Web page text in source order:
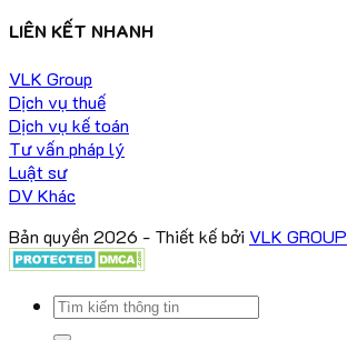
LIÊN KẾT NHANH
VLK Group
Dịch vụ thuế
Dịch vụ kế toán
Tư vấn pháp lý
Luật sư
DV Khác
Bản quyền 2026 - Thiết kế bởi VLK GROUP